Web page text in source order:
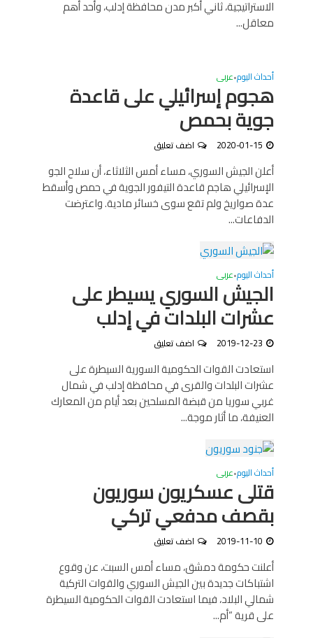
الاستراتيجية، ثاني أكبر مدن محافظة إدلب، وأحد أهم
معاقل...
أحداث اليوم•عربى
هجوم إسرائيلي على قاعدة
جوية بحمص
2020-01-15 اضف تعليق
أعلن الجيش السوري، مساء أمس الثلاثاء، أن سلاح الجو
الإسرائيلي هاجم قاعدة التيفور الجوية في حمص وأسقط
عدة صواريخ ولم تقع سوى خسائر مادية. واعترضت
الدفاعات...
أحداث اليوم•عربى
الجيش السوري يسيطر على
عشرات البلدات في إدلب
2019-12-23 اضف تعليق
استعادت القوات الحكومية السورية السيطرة على
عشرات البلدات والقرى في محافظة إدلب في شمال
غربي سوريا من قبضة المسلحين بعد أيام من المعارك
العنيفة، ما أثار موجة...
أحداث اليوم•عربى
قتلى عسكريون سوريون
بقصف مدفعي تركي
2019-11-10 اضف تعليق
أعلنت حكومة دمشق، مساء أمس السبت، عن وقوع
اشتباكات جديدة بين الجيش السوري والقوات التركية
شمالي البلاد، فيما استعادت القوات الحكومية السيطرة
على قرية “أم...